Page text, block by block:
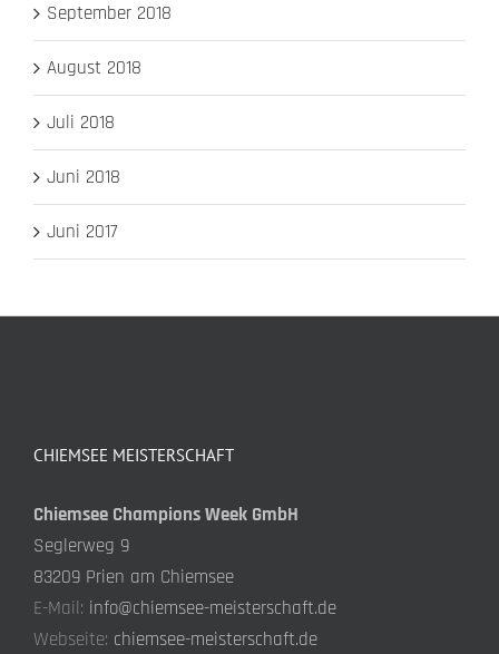
September 2018
August 2018
Juli 2018
Juni 2018
Juni 2017
CHIEMSEE MEISTERSCHAFT
Chiemsee Champions Week GmbH
Seglerweg 9
83209 Prien am Chiemsee
E-Mail: info@chiemsee-meisterschaft.de
Webseite: chiemsee-meisterschaft.de